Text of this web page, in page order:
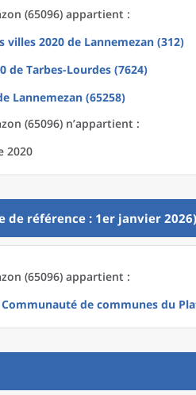
(65096) appartient :
villes 2020 de Lannemezan (312)
de Tarbes-Lourdes (7624)
Lannemezan (65258)
(65096) n’appartient :
2020
référence : 1er janvier 2026)
(65096) appartient :
de communes du